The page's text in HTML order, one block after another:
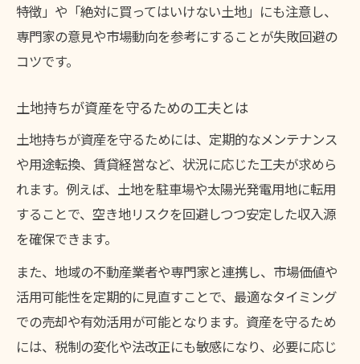
特徴」や「絶対に買ってはいけない土地」にも注意し、
専門家の意見や市場動向を参考にすることが失敗回避の
コツです。
土地持ちが資産を守るための工夫とは
土地持ちが資産を守るためには、定期的なメンテナンス
や用途転換、賃貸経営など、状況に応じた工夫が求めら
れます。例えば、土地を駐車場や太陽光発電用地に転用
することで、空き地リスクを回避しつつ安定した収入源
を確保できます。
また、地域の不動産業者や専門家と連携し、市場価値や
活用可能性を定期的に見直すことで、最適なタイミング
での売却や有効活用が可能となります。資産を守るため
には、税制の変化や法改正にも敏感になり、必要に応じ